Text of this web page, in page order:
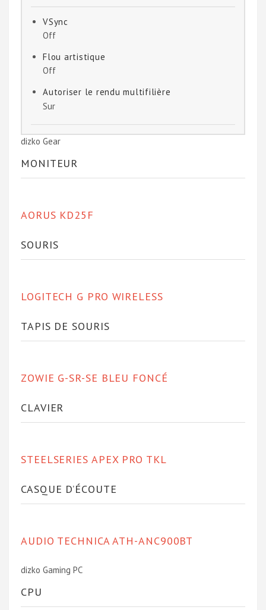
VSync
Off
Flou artistique
Off
Autoriser le rendu multifilière
Sur
dizko Gear
MONITEUR
AORUS KD25F
SOURIS
LOGITECH G PRO WIRELESS
TAPIS DE SOURIS
ZOWIE G-SR-SE BLEU FONCÉ
CLAVIER
STEELSERIES APEX PRO TKL
CASQUE D’ÉCOUTE
AUDIO TECHNICA ATH-ANC900BT
dizko Gaming PC
CPU